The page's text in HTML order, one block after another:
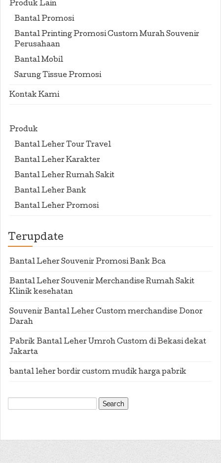
Produk Lain
Bantal Promosi
Bantal Printing Promosi Custom Murah Souvenir
Perusahaan
Bantal Mobil
Sarung Tissue Promosi
Kontak Kami
Produk
Bantal Leher Tour Travel
Bantal Leher Karakter
Bantal Leher Rumah Sakit
Bantal Leher Bank
Bantal Leher Promosi
Terupdate
Bantal Leher Souvenir Promosi Bank Bca
Bantal Leher Souvenir Merchandise Rumah Sakit
Klinik kesehatan
Souvenir Bantal Leher Custom merchandise Donor
Darah
Pabrik Bantal Leher Umroh Custom di Bekasi dekat
Jakarta
bantal leher bordir custom mudik harga pabrik
Search
for: